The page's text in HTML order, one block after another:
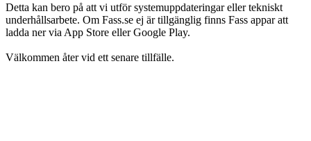
Detta kan bero på att vi utför systemuppdateringar eller tekniskt
underhållsarbete. Om Fass.se ej är tillgänglig finns Fass appar att
ladda ner via App Store eller Google Play.
Välkommen åter vid ett senare tillfälle.